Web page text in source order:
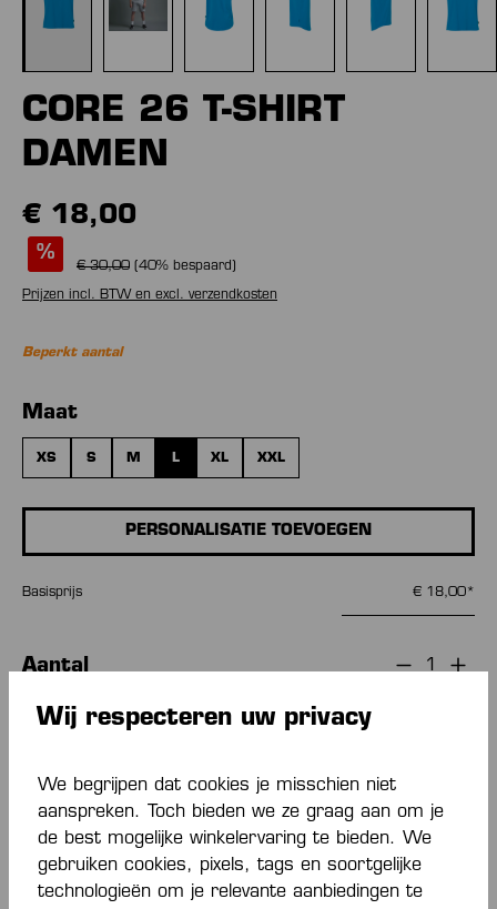
CORE 26 T-SHIRT
DAMEN
€ 18,00
%
€ 30,00 (40% bespaard)
Prijzen incl. BTW en excl. verzendkosten
Beperkt aantal
Selecteer
Maat
XS S M L XL XXL
PERSONALISATIE TOEVOEGEN
Basisprijs € 18,00*
Aantal
IN DE WINKELMAND
Toevoegen aan verlanglijst
Wij respecteren uw privacy
We begrijpen dat cookies je misschien niet
aanspreken. Toch bieden we ze graag aan om je
de best mogelijke winkelervaring te bieden. We
gebruiken cookies, pixels, tags en soortgelijke
technologieën om je relevante aanbiedingen te